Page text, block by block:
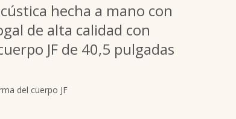
hecha a mano con
de alta calidad con
JF de 40,5 pulgadas
del cuerpo JF